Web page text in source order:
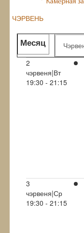
ЧЭРВЕНЬ
Месяц
2
чэрвеня|Вт
19:30 - 21:15
3
чэрвеня|Ср
19:30 - 21:15